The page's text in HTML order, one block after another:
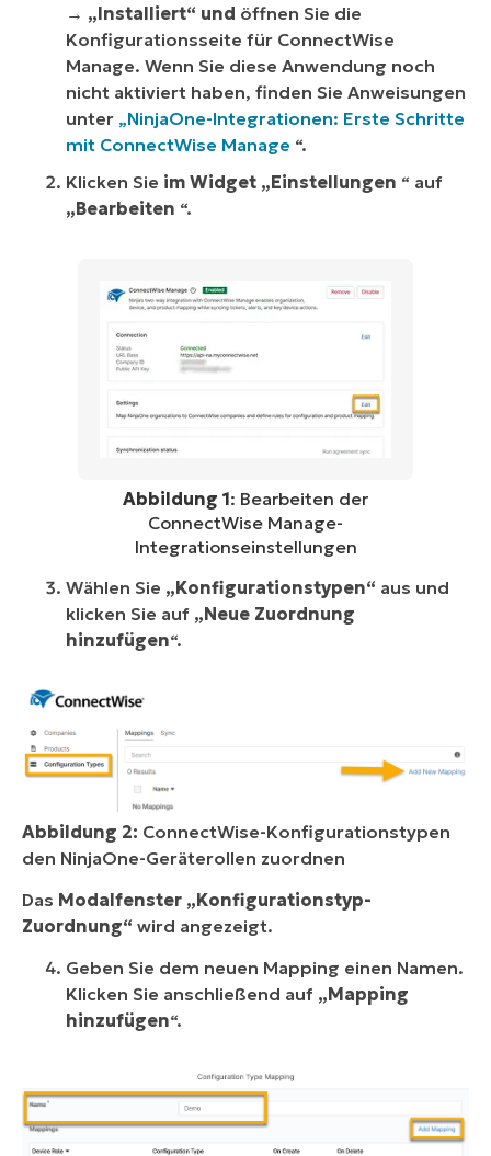
→ „Installiert“ und öffnen Sie die
Konfigurationsseite für ConnectWise
Manage. Wenn Sie diese Anwendung noch
nicht aktiviert haben, finden Sie Anweisungen
unter „NinjaOne-Integrationen: Erste Schritte
mit ConnectWise Manage “.
Klicken Sie im Widget „Einstellungen “ auf
„Bearbeiten “.
Abbildung 1: Bearbeiten der
ConnectWise Manage-
Integrationseinstellungen
Wählen Sie „Konfigurationstypen“ aus und
klicken Sie auf „Neue Zuordnung
hinzufügen“.
Abbildung 2: ConnectWise-Konfigurationstypen
den NinjaOne-Geräterollen zuordnen
Das Modalfenster „Konfigurationstyp-
Zuordnung“ wird angezeigt.
Geben Sie dem neuen Mapping einen Namen.
Klicken Sie anschließend auf „Mapping
hinzufügen“.